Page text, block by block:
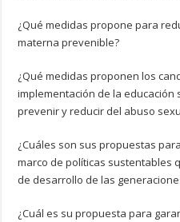
¿Qué medidas propone para
materna prevenible?
¿Qué medidas proponen los
implementación de la educación
prevenir y reducir del abuso
¿Cuáles son sus propuestas
marco de políticas sustentables
de desarrollo de las
¿Cuál es su propuesta para